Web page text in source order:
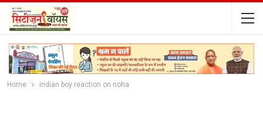
Home indian boy reaction on noha